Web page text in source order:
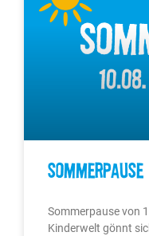
Sommerpause
Sommerpause von
Kinderwelt gönnt